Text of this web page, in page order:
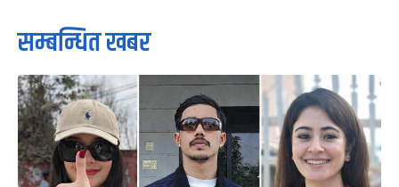
सम्बन्धित खबर